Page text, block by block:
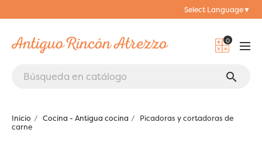
Select Language▼
0
search
Inicio Cocina - Antigua cocina
Picadoras y cortadoras de
carne